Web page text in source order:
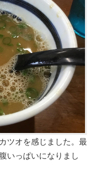
ツオを感じました。最
いっぱいになりまし